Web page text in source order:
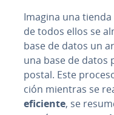
Imagina una tienda
de todos ellos se
base de datos un
una base de datos
postal. Este
ción mientras se
eficiente, se